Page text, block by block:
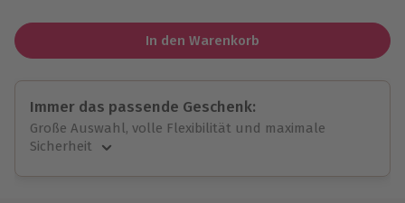
In den Warenkorb
Immer das passende Geschenk:
Große Auswahl, volle Flexibilität und maximale
Sicherheit